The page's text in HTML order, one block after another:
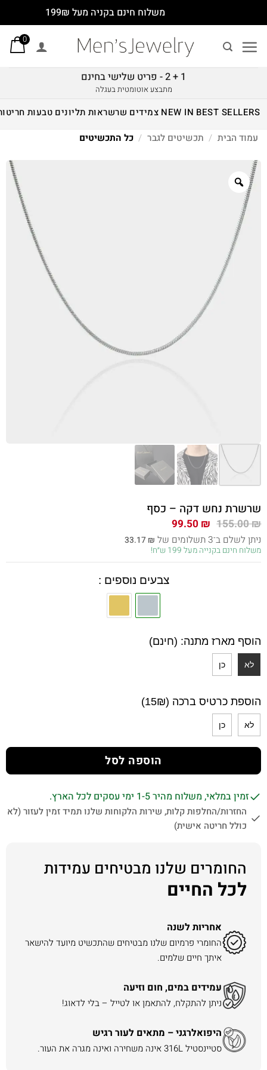
משלוח חינם בקניה מעל 199₪
0
1 + 2 - פריט שלישי בחינם
מתבצע אוטומטית בעגלה
BEST SELLERS
NEW IN צמידים שרשראותתליונים טבעותחריטות
עמוד הבית
/ תכשיטים לגבר / כל התכשיטים
Zoom
שרשרת נחש דקה – כסף
155.00₪ המחיר
המקורי
היה:
155.00 ₪.
99.50₪ המחיר
הנוכחי
הוא:
99.50 ₪.
ניתן לשלם ב־3 תשלומים של 33.17₪
משלוח חינם בקנייה מעל 199 ש״ח!
צבעים נוספים :
הוסף מארז מתנה: (חינם)
לא כן
הוספת כרטיס ברכה (15₪)
לא כן
הוספה לסל
זמין במלאי, משלוח מהיר 1-5 ימי עסקים לכל הארץ.
החזרות/החלפות קלות, שירות הלקוחות שלנו תמיד זמין לעזור (לא
כולל חריטה אישית)
החומרים שלנו מבטיחים עמידות
לכל החיים
אחריות לשנה
החומרי פרמיום שלנו מבטיחים שהתכשיט מיועד להישאר
איתך חיים שלמים.
עמידים במים, חום וזיעה
ניתן להתקלח, להתאמן או לטייל – בלי לדאוג!
היפואלרגני – מתאים לעור רגיש
סטיינסטיל 316L אינה משחירה ואינה מגרה את העור.